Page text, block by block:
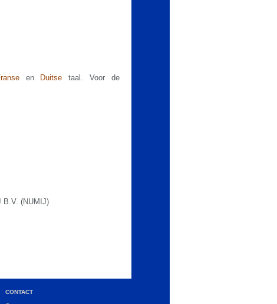
en Duitse taal. Voor de
B.V. (NUMIJ)
CONTACT